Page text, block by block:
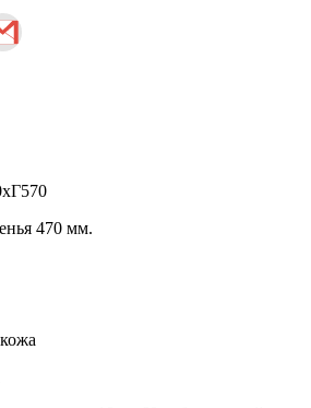
470 мм.